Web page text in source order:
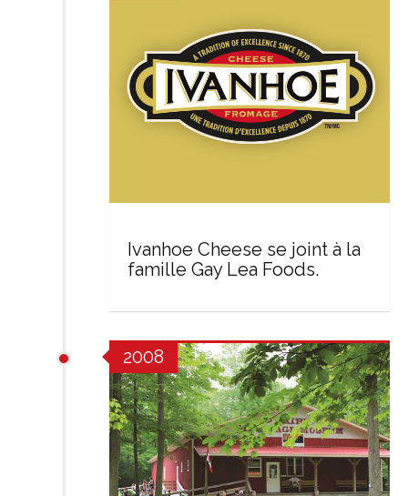
Ivanhoe Cheese se joint à la
famille Gay Lea Foods.
2008